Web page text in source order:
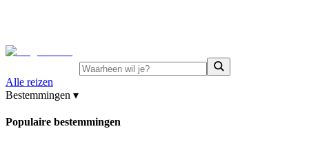
Alle reizen
Bestemmingen ▾
Populaire bestemmingen